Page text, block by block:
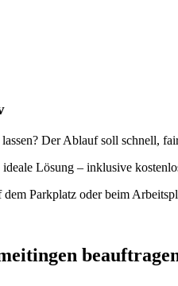
Der Ablauf soll schnell,
Lösung – inklusive
Parkplatz oder beim